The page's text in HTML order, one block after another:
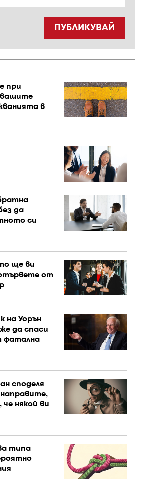
ПУБЛИКУВАЙ
при
вашите
в
да
си
ще ви
от
на Уорън
да спаси
фатална
споделя
някой ви
типа